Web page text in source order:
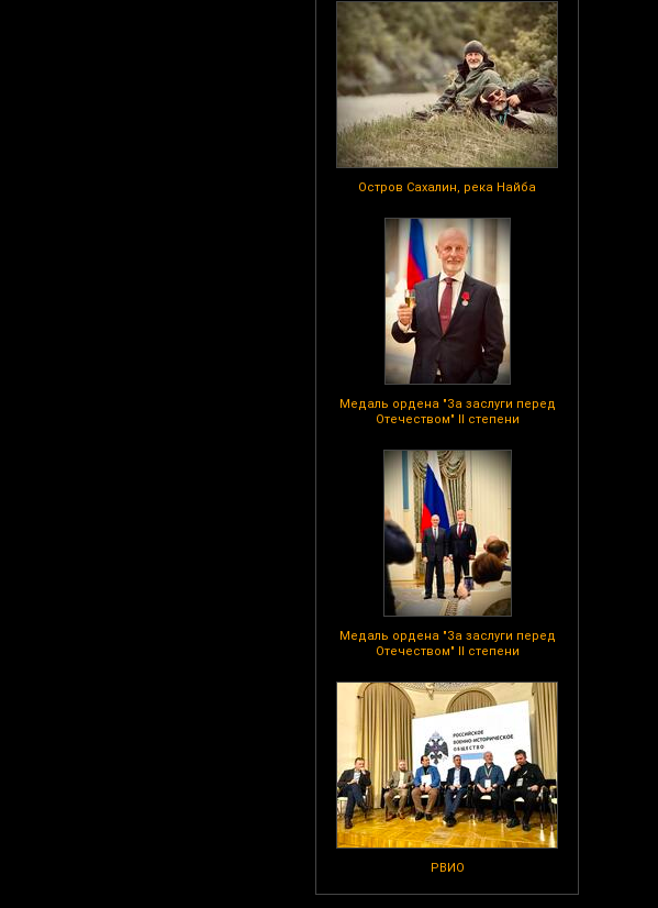
Остров Сахалин, река Найба
Медаль ордена "За заслуги перед
Отечеством" II степени
Медаль ордена "За заслуги перед
Отечеством" II степени
РВИО